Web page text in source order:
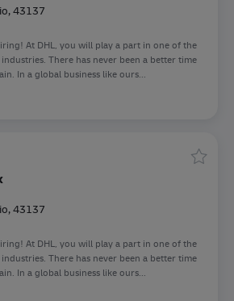
43137
At DHL, you will play a part in one of the
There has never been a better time
In a global business like ours...
43137
At DHL, you will play a part in one of the
There has never been a better time
In a global business like ours...